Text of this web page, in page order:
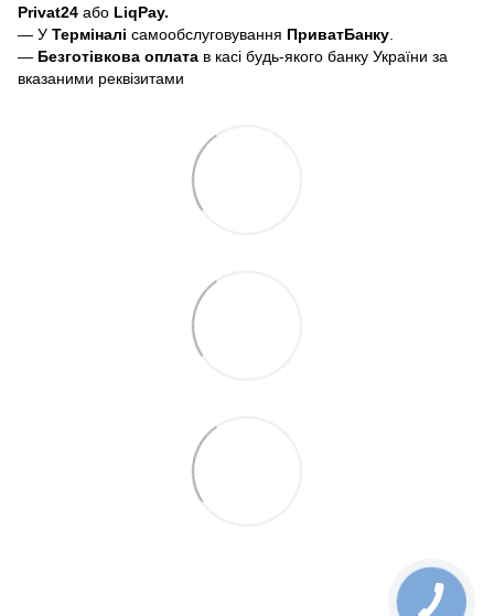
Privat24 або LiqPay.
— У Терміналі самообслуговування ПриватБанку
— Безготівкова оплата в касі будь-якого банку України за
вказаними реквізитами